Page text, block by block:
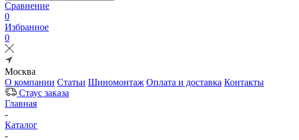
Сравнение
0
Избранное
0
Москва
О компании Статьи Шиномонтаж Оплата и доставка Контакты
Стаус заказа
Главная
-
Каталог
-